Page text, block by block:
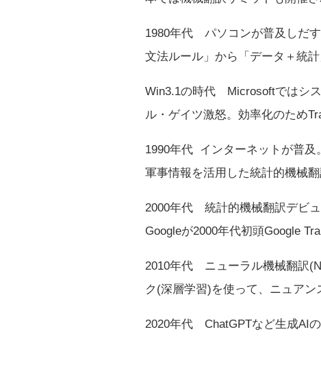
1980年代 パソコンが普及しだ
文法ルール」から「データ＋統計
Win3.1の時代 Microsoftではシ
ル・ゲイツ激怒。効率化のため
1990年代 インターネットが普及
軍事情報を活用した統計的機械翻
2000年代 統計的機械翻訳デビュ
Googleが2000年代初頭Google
2010年代 ニューラル機械翻訳
ク(深層学習)を使って、ニュアン
2020年代 ChatGPTなど生成AIの